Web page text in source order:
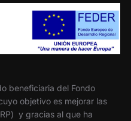
beneficiaria del Fondo
objetivo es mejorar las
y gracias al que ha